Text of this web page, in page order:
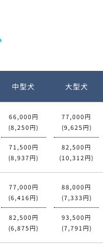
中型犬 大型犬
66,000円
(8,250円)
71,500円
(8,937円)
77,000円
(9,625円)
82,500円
(10,312円)
77,000円
(6,416円)
82,500円
(6,875円)
88,000円
(7,333円)
93,500円
(7,791円)